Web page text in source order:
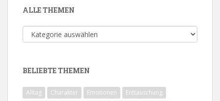
ALLE THEMEN
Alle
Themen
BELIEBTE THEMEN
Alltag Charakter Emotionen
Enttäuschung